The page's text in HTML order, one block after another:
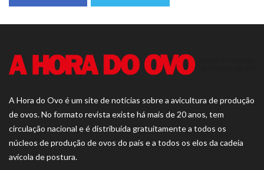
A Hora do Ovo é um site de notícias sobre a avicultura de produção
de ovos. No formato revista existe há mais de 20 anos, tem
circulação nacional e é distribuída gratuitamente a todos os
núcleos de produção de ovos do país e a todos os elos da cadeia
avícola de postura.